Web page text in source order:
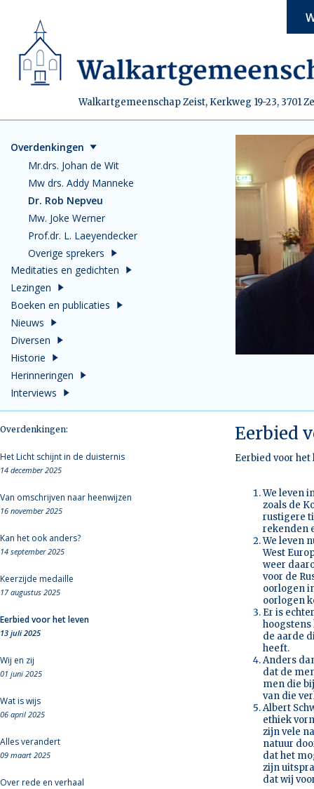
Walkartgemeenschap Zeist, Kerkweg 19-23, 3701
Overdenkingen
Mr.drs. Johan de Wit
Mw drs. Addy Manneke
Dr. Rob Nepveu
Mw. Joke Werner
Prof.dr. L. Laeyendecker
Overige sprekers
Meditaties en gedichten
Lezingen
Boeken en publicaties
Nieuws
Diversen
Historie
Herinneringen
Interviews
Overdenkingen:
Het Licht schijnt in de duisternis
14 december 2025
Van omschrijven naar heenwijzen
16 november 2025
Kan het ook anders?
14 september 2025
Keerzijde medaille
17 augustus 2025
Eerbied voor het leven
13 juli 2025
Wij en zij
01 juni 2025
Wat is wijs
06 april 2025
Alles verandert
09 maart 2025
Over rede en verhaal
Eerbied
Eerbied voor
We leven
zoals de
rustigere
rekenden
We leven
West
weer
voor de
oorlogen
oorlogen
Er is
de aarde
heeft.
Anders
dat de
men die
van die
Albert
ethiek
zijn vele
natuur
dat het
zijn
dat wij